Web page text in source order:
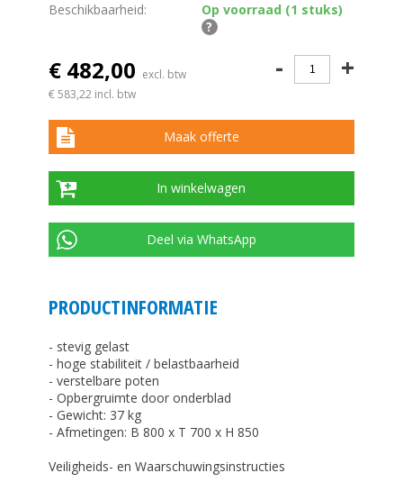
Beschikbaarheid:
Op voorraad (1 stuks)
?
- +
€ 482,00 excl. btw
€ 583,22incl. btw
Maak offerte
In winkelwagen
Deel via WhatsApp
PRODUCTINFORMATIE
- stevig gelast
- hoge stabiliteit / belastbaarheid
- verstelbare poten
- Opbergruimte door onderblad
- Gewicht: 37 kg
- Afmetingen: B 800 x T 700 x H 850
Veiligheids- en Waarschuwingsinstructies